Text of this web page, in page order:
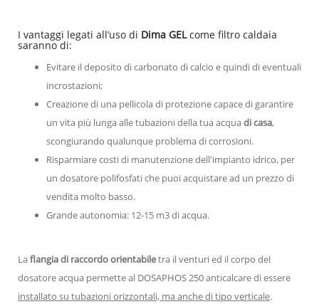
I vantaggi legati all’uso di Dima GELcome filtro caldaia
saranno di:
Evitare il deposito di carbonato di calcio e quindi di eventuali
incrostazioni;
Creazione di una pellicola di protezione capace di garantire
un vita più lunga alle tubazioni della tua acquadi casa,
scongiurando qualunque problema di corrosioni.
Risparmiare costi di manutenzione dell'impianto idrico, per
un dosatore polifosfati che puoi acquistare ad un prezzo di
vendita molto basso.
Grande autonomia: 12-15 m3 di acqua.
Laflangia di raccordo orientabiletra il venturi ed il corpo del
dosatore acqua permette al DOSAPHOS 250 anticalcare di essere
installato su tubazioni orizzontali, ma anche di tipo verticale.